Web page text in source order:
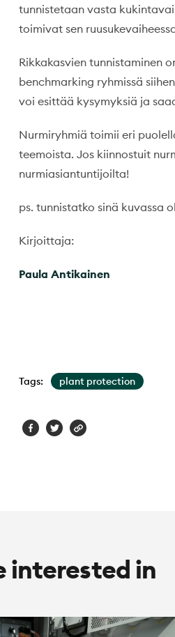
tunnistetaan vasta
toimivat sen
Rikkakasvien tunnistaminen
benchmarking ryhmissä
voi esittää kysymyksiä ja
Nurmiryhmiä toimii eri
teemoista. Jos kiinnostuit
nurmiasiantuntijoilta!
ps. tunnistatko sinä kuvassa
Kirjoittaja:
Paula Antikainen
Tags: plant protection
interested in